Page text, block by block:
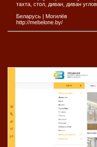
тахта, стол, диван, диван
Беларусь | Могилёв
http://mebelone.by/